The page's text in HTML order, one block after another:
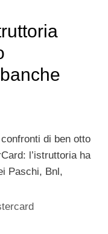
confronti di ben otto
l’istruttoria ha
Paschi, Bnl,